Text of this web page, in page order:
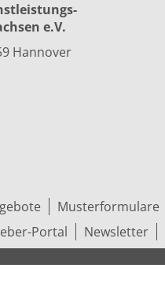
e.V.
Hannover
Musterformulare
Portal Newsletter